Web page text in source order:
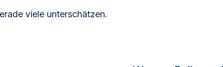
viele unterschätzen.